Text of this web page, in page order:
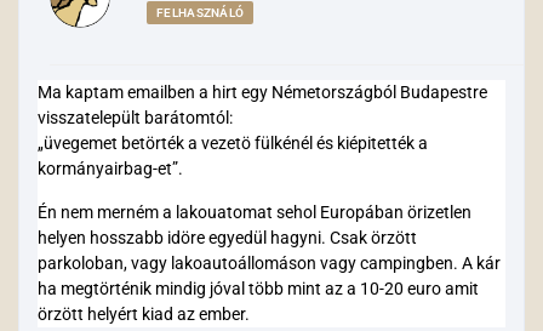
FELHASZNÁLÓ
Ma kaptam emailben a hirt egy Németországból Budapestre
visszatelepült barátomtól:
„üvegemet betörték a vezetö fülkénél és kiépitették a
kormányairbag-et”.
Én nem merném a lakouatomat sehol Europában örizetlen
helyen hosszabb idöre egyedül hagyni. Csak örzött
parkoloban, vagy lakoautoállomáson vagy campingben. A kár
ha megtörténik mindig jóval több mint az a 10-20 euro amit
örzött helyért kiad az ember.